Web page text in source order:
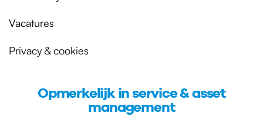
Vacatures
Privacy & cookies
Opmerkelijk in service & asset
management